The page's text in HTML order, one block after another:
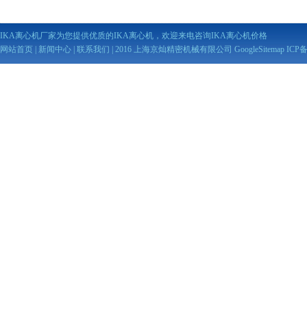
IKA离心机厂家为您提供优质的IKA离心机，欢迎来电咨询IKA离心机价格
网站首页
新闻中心 联系我们 | 2016 上海京灿精密机械有限公司 GoogleSitemap ICP